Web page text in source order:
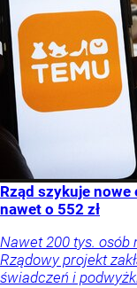
Rząd szykuje
nawet o 552 zł
Nawet 200 tys. osób
Rządowy projekt
świadczeń i